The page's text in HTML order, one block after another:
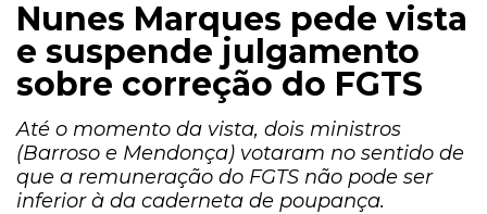
Nunes Marques pede vista
e suspende julgamento
sobre correção do FGTS
Até o momento da vista, dois ministros
(Barroso e Mendonça) votaram no sentido de
que a remuneração do FGTS não pode ser
inferior à da caderneta de poupança.